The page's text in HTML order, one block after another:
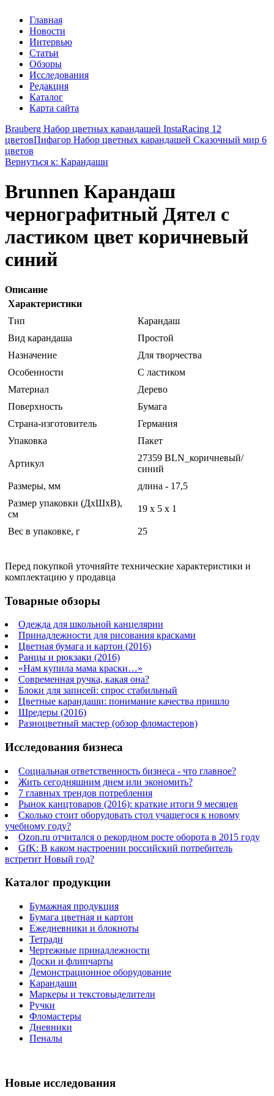
Главная
Новости
Интервью
Статьи
Обзоры
Исследования
Редакция
Каталог
Карта сайта
Brauberg Набор цветных карандашей InstaRacing 12
цветовПифагор Набор цветных карандашей Сказочный мир 6
цветов
Вернуться к: Карандаши
Brunnen Карандаш
чернографитный Дятел с
ластиком цвет коричневый
синий
Описание
Характеристики
Тип
Карандаш
Вид карандаша
Простой
Назначение
Для творчества
Особенности
С ластиком
Материал
Дерево
Поверхность
Бумага
Страна-изготовитель
Германия
Упаковка
Пакет
Артикул
27359 BLN_коричневый/
синий
Размеры, мм
длина - 17,5
Размер упаковки (ДхШхВ),
см
19 x 5 x 1
Вес в упаковке, г 25
Перед покупкой уточняйте технические характеристики и
комплектацию у продавца
Товарные обзоры
Одежда для школьной канцелярии
Принадлежности для рисования красками
Цветная бумага и картон (2016)
Ранцы и рюкзаки (2016)
«Нам купила мама краски…»
Современная ручка, какая она?
Блоки для записей: спрос стабильный
Цветные карандаши: понимание качества пришло
Шредеры (2016)
Разноцветный мастер (обзор фломастеров)
Исследования бизнеса
Социальная ответственность бизнеса - что главное?
Жить сегодняшним днем или экономить?
7 главных трендов потребления
Рынок канцтоваров (2016): краткие итоги 9 месяцев
Сколько стоит оборудовать стол учащегося к новому
учебному году?
Ozon.ru отчитался о рекордном росте оборота в 2015 году
GfK: В каком настроении российский потребитель
встретит Новый год?
Каталог продукции
Бумажная продукция
Бумага цветная и картон
Ежедневники и блокноты
Тетради
Чертежные принадлежности
Доски и флипчарты
Демонстрационное оборудование
Карандаши
Маркеры и текстовыделители
Ручки
Фломастеры
Дневники
Пеналы
Новые исследования